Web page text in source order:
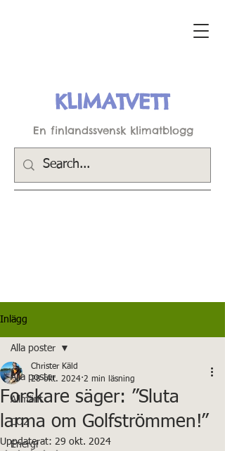
KLIMATVETT
En finlandssvensk klimatblogg
Inlägg
Alla poster
Allmänt
CO2
Energi
Alla poster
Forskare säger: ”Sluta
larma om Golfströmmen!”
Christer Käld
28 okt. 2024 2 min läsning
Uppdaterat: 29 okt. 2024